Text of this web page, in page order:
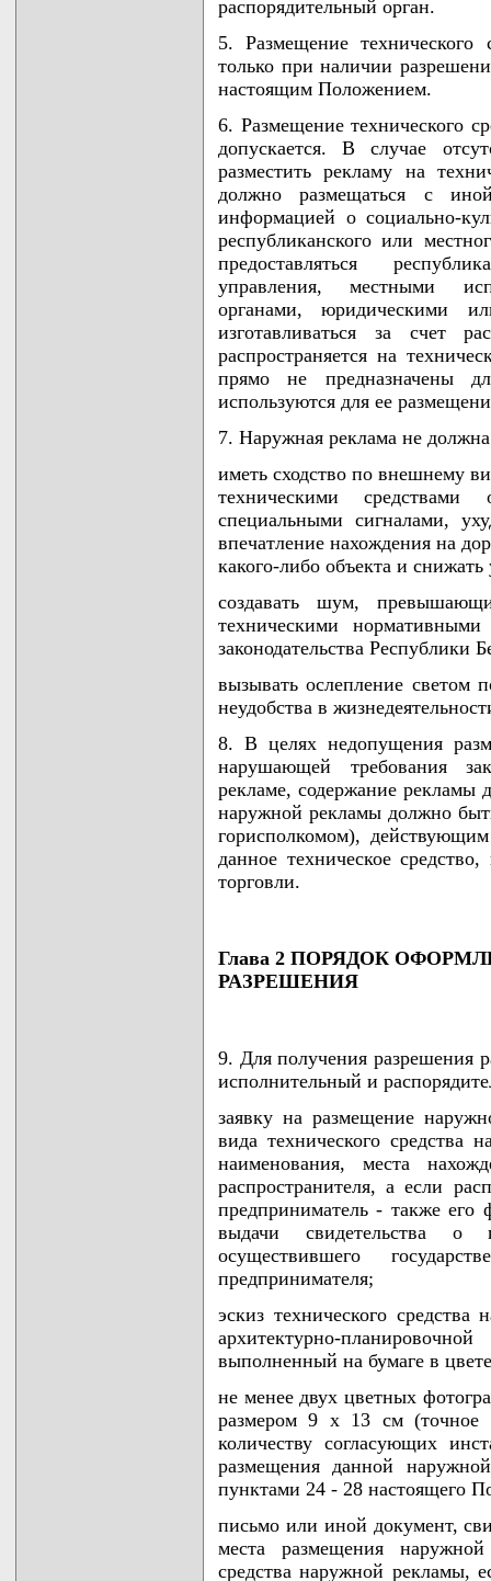
распорядительный орган.
5. Размещение технического
только при наличии
настоящим Положением.
6. Размещение технического
допускается. В случае
разместить рекламу на
должно размещаться с
информацией о социально-
республиканского или
предоставляться
управления, местными
органами, юридическими
изготавливаться за счет
распространяется на
прямо не предназначены
используются для ее
7. Наружная реклама не
иметь сходство по внешнему
техническими
специальными сигналами,
впечатление нахождения на
какого-либо объекта и
создавать шум,
техническими
законодательства Республики
вызывать ослепление светом
неудобства в
8. В целях недопущения
нарушающей требования
рекламе, содержание рекламы
наружной рекламы должно
горисполкомом),
данное техническое
торговли.
Глава 2 ПОРЯДОК
РАЗРЕШЕНИЯ
9. Для получения разрешения
исполнительный и
заявку на размещение
вида технического средства
наименования, места
распространителя, а если
предприниматель - также
выдачи свидетельства о
осуществившего
предпринимателя;
эскиз технического
архитектурно-
выполненный на бумаге в
не менее двух цветных
размером 9 x 13 см (точное
количеству согласующих
размещения данной
пунктами 24 - 28 настоящего
письмо или иной документ,
места размещения
средства наружной рекламы,